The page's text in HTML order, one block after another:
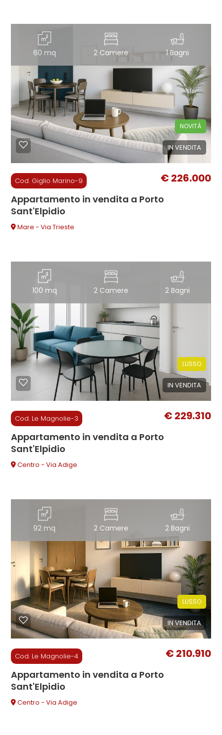
60 mq 2 Camere 1 Bagni
IN VENDITA
NOVITÀ
Cod. Giglio Marino-9 € 226.000
Appartamento in vendita a Porto
Sant'Elpidio
Mare - Via Trieste
100 mq 2 Camere 2 Bagni
IN VENDITA
LUSSO
Cod. Le Magnolie-3 € 229.310
Appartamento in vendita a Porto
Sant'Elpidio
Centro - Via Adige
92 mq 2 Camere 2 Bagni
IN VENDITA
LUSSO
Cod. Le Magnolie-4 € 210.910
Appartamento in vendita a Porto
Sant'Elpidio
Centro - Via Adige
Posto auto/Box
Balcone/Terrazzo
Ascensore
Arredato
Nuova costruzione
Lusso